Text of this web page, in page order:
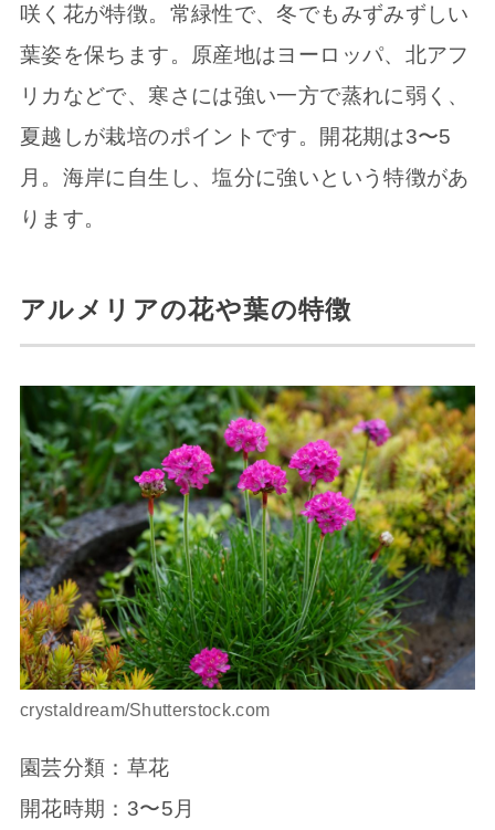
咲く花が特徴。常緑性で、冬でもみずみずしい
葉姿を保ちます。原産地はヨーロッパ、北アフ
リカなどで、寒さには強い一方で蒸れに弱く、
夏越しが栽培のポイントです。開花期は3〜5
月。海岸に自生し、塩分に強いという特徴があ
ります。
アルメリアの花や葉の特徴
crystaldream/Shutterstock.com
園芸分類：草花
開花時期：3〜5月